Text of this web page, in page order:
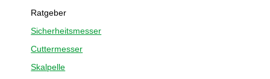
Ratgeber
Sicherheitsmesser
Cuttermesser
Skalpelle